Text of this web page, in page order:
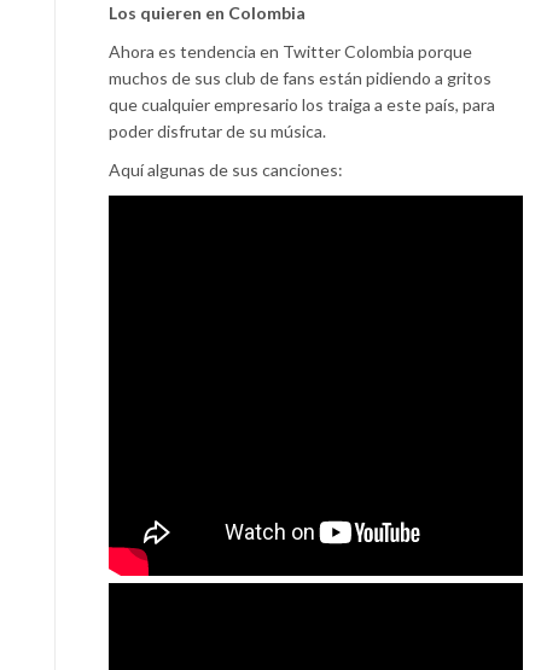
Los quieren en Colombia
Ahora es tendencia en Twitter Colombia porque
muchos de sus club de fans están pidiendo a gritos
que cualquier empresario los traiga a este país, para
poder disfrutar de su música.
Aquí algunas de sus canciones: